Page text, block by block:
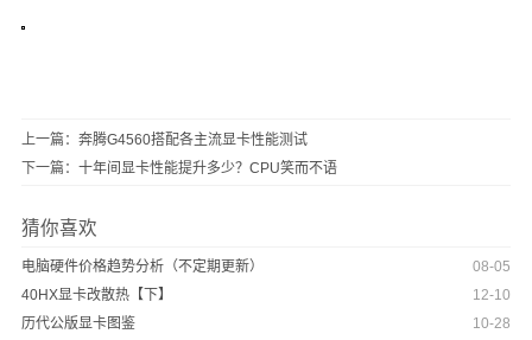
上一篇： 奔腾G4560搭配各主流显卡性能测试
下一篇： 十年间显卡性能提升多少？CPU笑而不语
猜你喜欢
08-05
电脑硬件价格趋势分析（不定期更新）
12-10
40HX显卡改散热【下】
10-28
历代公版显卡图鉴